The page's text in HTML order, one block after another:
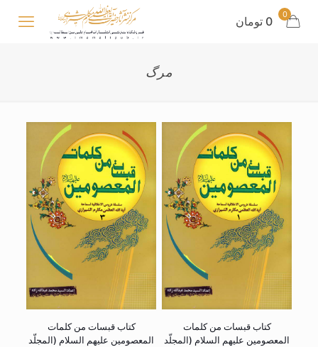
0 0 تومان
مرگ
کتاب قبسات من کلمات
المعصومین علیهم السلام (المجلّد
کتاب قبسات من کلمات
المعصومین علیهم السلام (المجلّد